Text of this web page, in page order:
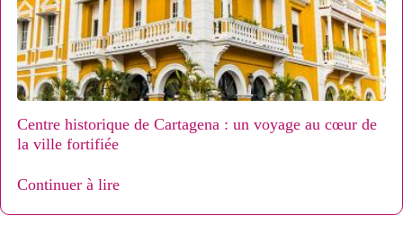
Centre historique de Cartagena : un voyage au cœur de
la ville fortifiée
Continuer à lire